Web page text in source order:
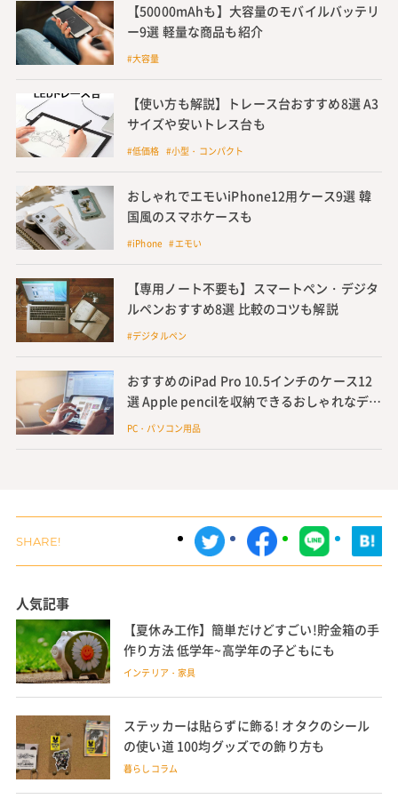
【50000mAhも】大容量のモバイルバッテリ
ー9選 軽量な商品も紹介
#大容量
【使い方も解説】トレース台おすすめ8選 A3
サイズや安いトレス台も
#低価格 #小型・コンパクト
おしゃれでエモいiPhone12用ケース9選 韓
国風のスマホケースも
#iPhone #エモい
【専用ノート不要も】スマートペン・デジタ
ルペンおすすめ8選 比較のコツも解説
#デジタルペン
おすすめのiPad Pro 10.5インチのケース12
選 Apple pencilを収納できるおしゃれなデザ
インカバーも紹介
PC・パソコン用品
人気記事
【夏休み工作】簡単だけどすごい!貯金箱の手
作り方法 低学年~高学年の子どもにも
インテリア・家具
ステッカーは貼らずに飾る! オタクのシール
の使い道 100均グッズでの飾り方も
暮らしコラム